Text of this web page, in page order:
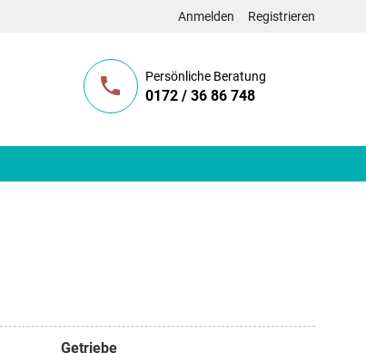
Anmelden Registrieren
Persönliche Beratung
0172 / 36 86 748
Getriebe